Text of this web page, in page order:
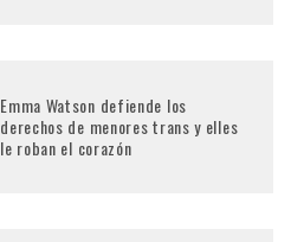
Emma Watson defiende los
derechos de menores trans y elles
le roban el corazón